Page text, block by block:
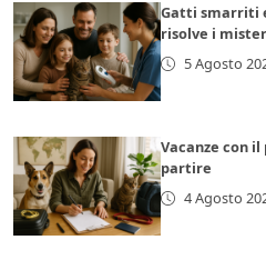
Gatti smarriti
risolve i
5 Agosto
Vacanze con
partire
4 Agosto